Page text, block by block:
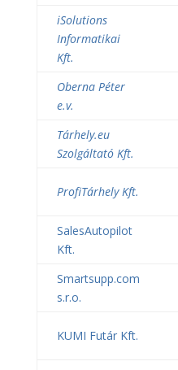
iSolutions
Informatikai
Kft.
Oberna Péter
e.v.
Tárhely.eu
Szolgáltató Kft.
ProfiTárhely Kft.
SalesAutopilot
Kft.
Smartsupp.com
s.r.o.
KUMI Futár Kft.